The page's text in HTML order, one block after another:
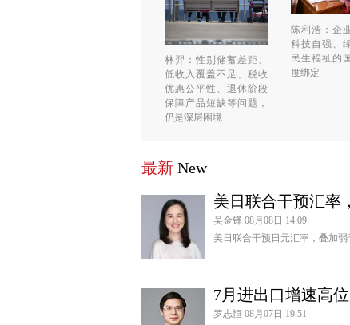
林羿：性别储蓄差距、
低收入覆盖不足、税收
优惠公平性、退休阶段
保障产品短缺等问题，
仍是深层困境
陈利浩：企
科技自强、
民生福祉的
度绑定
最新 New
美日联合干预汇率
吴金铎 08月08日 14:09
美日联合干预日元汇率，叠加
7月进出口增速高
罗志恒 08月07日 19:51